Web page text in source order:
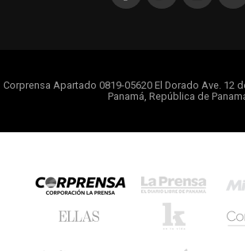
Corprensa Apartado 0819-05620 El Dorado Ave. 12
Panamá, República de